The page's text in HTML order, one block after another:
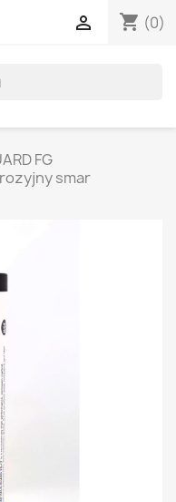
shopping_cart (0)

FG
smar